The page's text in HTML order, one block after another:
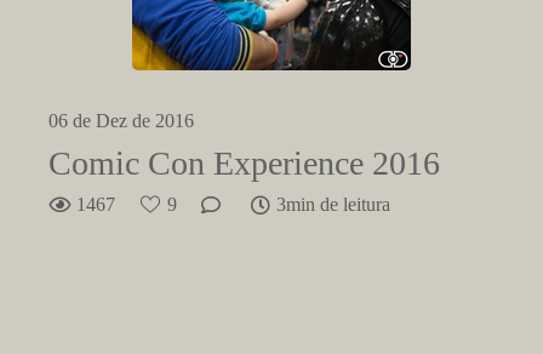
06 de Dez de 2016
Comic Con Experience 2016
1467 9 3min de leitura